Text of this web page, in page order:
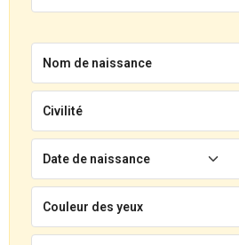
Nom de naissance
Civilité
Date de naissance
Couleur des yeux